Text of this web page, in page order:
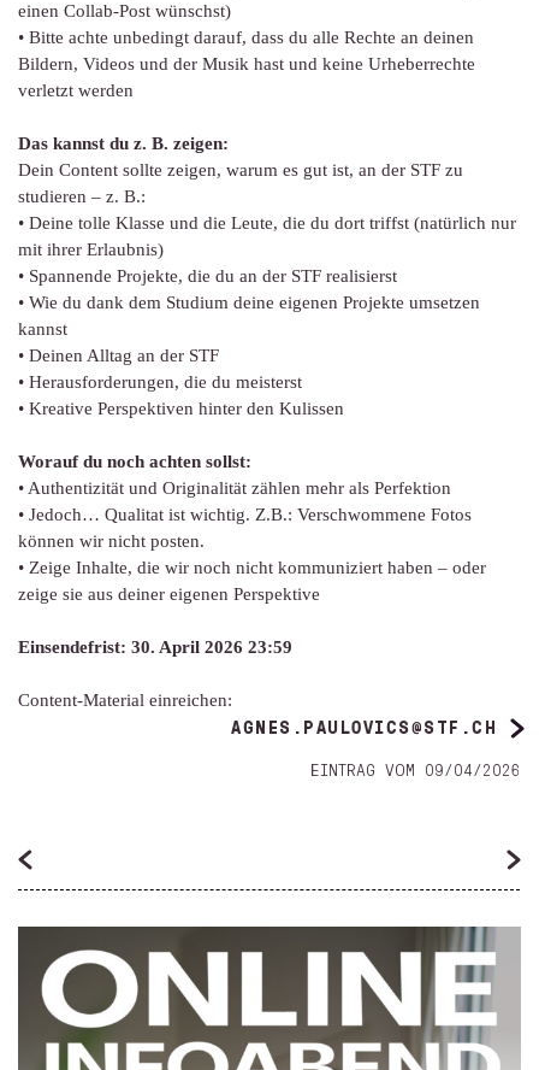
EINTRAG VOM 09/04/2026
einen Collab-Post wünschst)
• Bitte achte unbedingt darauf, dass du alle Rechte an deinen
Bildern, Videos und der Musik hast und keine Urheberrechte
verletzt werden
Das kannst du z. B. zeigen:
Dein Content sollte zeigen, warum es gut ist, an der STF zu
studieren – z. B.:
• Deine tolle Klasse und die Leute, die du dort triffst (natürlich nur
mit ihrer Erlaubnis)
• Spannende Projekte, die du an der STF realisierst
• Wie du dank dem Studium deine eigenen Projekte umsetzen
kannst
• Deinen Alltag an der STF
• Herausforderungen, die du meisterst
• Kreative Perspektiven hinter den Kulissen
Worauf du noch achten sollst:
• Authentizität und Originalität zählen mehr als Perfektion
• Jedoch… Qualitat ist wichtig. Z.B.: Verschwommene Fotos
können wir nicht posten.
• Zeige Inhalte, die wir noch nicht kommuniziert haben – oder
zeige sie aus deiner eigenen Perspektive
Einsendefrist: 30. April 2026 23:59
Content-Material einreichen:
AGNES.PAULOVICS@STF.CH